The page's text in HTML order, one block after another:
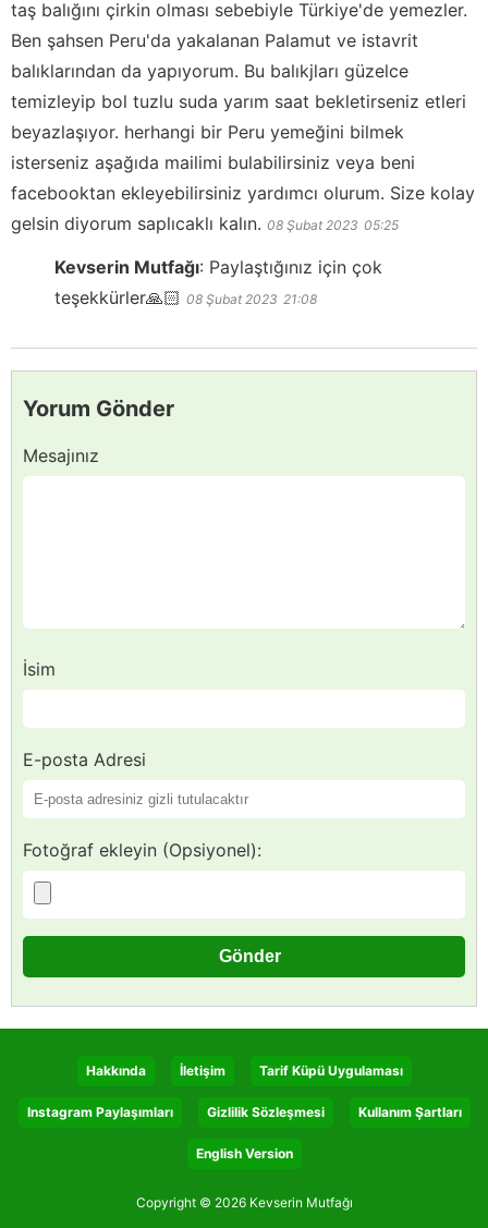
taş balığını çirkin olması sebebiyle Türkiye'de yemezler.
Ben şahsen Peru'da yakalanan Palamut ve istavrit
balıklarından da yapıyorum. Bu balıkjları güzelce
temizleyip bol tuzlu suda yarım saat bekletirseniz etleri
beyazlaşıyor. herhangi bir Peru yemeğini bilmek
isterseniz aşağıda mailimi bulabilirsiniz veya beni
facebooktan ekleyebilirsiniz yardımcı olurum. Size kolay
gelsin diyorum saplıcaklı kalın. 08 Şubat 2023 05:25
Kevserin Mutfağı: Paylaştığınız için çok
teşekkürler🙏🏻 08 Şubat 2023 21:08
Yorum Gönder
Mesajınız
İsim
E-posta Adresi
Fotoğraf ekleyin (Opsiyonel):
Hakkında İletişim Tarif Küpü Uygulaması
Instagram Paylaşımları Gizlilik Sözleşmesi Kullanım Şartları
English Version
Copyright © 2026 Kevserin Mutfağı